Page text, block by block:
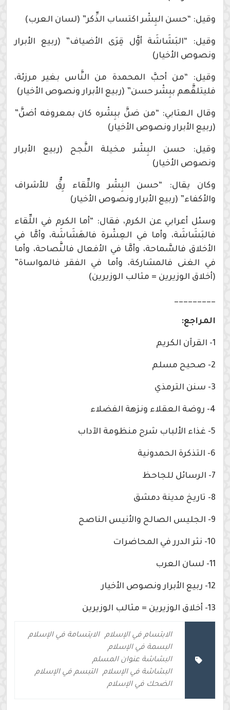
وقيل: “حسن البِشْر اكتساب الذِّكر” (لسان العرب)
وقيل: “البَشَاشَة أوَّل قِرَى الأضياف” (ربيع الأبرار
ونصوص الأخيار)
وقيل: “من أحبَّ المحمدة من النَّاس بغير مرزئة،
فليتلقَّهم ببِشْر حسن” (ربيع الأبرار ونصوص الأخيار)
وقال العتابي: “من ضنَّ ببِشْره كان بمعروفه أضنَّ”
(ربيع الأبرار ونصوص الأخيار)
وقيل: حسن البِشْر مخيلة النَّجح (ربيع الأبرار
ونصوص الأخيار)
وكان يقال: “حسن البِشْر واللِّقاء رِقٌّ للأشراف
والأكفاء” (ربيع الأبرار ونصوص الأخيار)
وسئل أعرابي عن الكرم، فقال: “أما الكرم في اللِّقاء
فالبَشَاشَة، وأما في العِشْرة فالهَشَاشَة، وأمَّا في
الأخلاق فالسَّماحة، وأمَّا في الأفعال فالنَّصاحة، وأما
في الغنى فالمشاركة، وأما في الفقر فالمواساة”
(أخلاق الوزيرين = مثالب الوزيرين)
_________
المراجع:
1- القرآن الكريم
2- صحيح مسلم
3- سنن الترمذي
4- روضة العقلاء ونزهة الفضلاء
5- غذاء الألباب شرح منظومة الآداب
6- التذكرة الحمدونية
7- الرسائل للجاحظ
8- تاريخ مدينة دمشق
9- الجليس الصالح والأنيس الناصح
10- نثر الدرر في المحاضرات
11- لسان العرب
12- ربيع الأبرار ونصوص الأخيار
13- أخلاق الوزيرين = مثالب الوزيرين
الابتسام في الإسلام
الايتسامة في الإسلام
البسمة في الإسلام
البشاشة عنوان المسلم
البشاشة في الإسلام
التبسم في الإسلام
الضحك في الإسلام